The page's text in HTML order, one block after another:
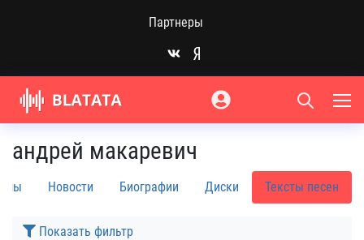
Партнеры
андрей макаревич
Новости Биографии Диски Тексты песен
Показать фильтр